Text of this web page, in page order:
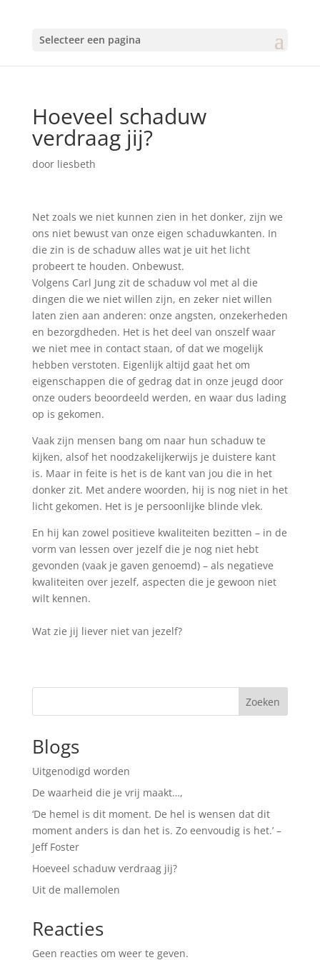
Selecteer een pagina
Hoeveel schaduw
verdraag jij?
door liesbeth
Net zoals we niet kunnen zien in het donker, zijn we
ons niet bewust van onze eigen schaduwkanten. In
die zin is de schaduw alles wat je uit het licht
probeert te houden. Onbewust.
Volgens Carl Jung zit de schaduw vol met al die
dingen die we niet willen zijn, en zeker niet willen
laten zien aan anderen: onze angsten, onzekerheden
en bezorgdheden. Het is het deel van onszelf waar
we niet mee in contact staan, of dat we mogelijk
hebben verstoten. Eigenlijk altijd gaat het om
eigenschappen die of gedrag dat in onze jeugd door
onze ouders beoordeeld werden, en waar dus lading
op is gekomen.
Vaak zijn mensen bang om naar hun schaduw te
kijken, alsof het noodzakelijkerwijs je duistere kant
is. Maar in feite is het is de kant van jou die in het
donker zit. Met andere woorden, hij is nog niet in het
licht gekomen. Het is je persoonlijke blinde vlek.
En hij kan zowel positieve kwaliteiten bezitten – in de
vorm van lessen over jezelf die je nog niet hebt
gevonden (vaak je gaven genoemd) – als negatieve
kwaliteiten over jezelf, aspecten die je gewoon niet
wilt kennen.
Wat zie jij liever niet van jezelf?
Zoeken
Blogs
Uitgenodigd worden
De waarheid die je vrij maakt…,
‘De hemel is dit moment. De hel is wensen dat dit
moment anders is dan het is. Zo eenvoudig is het.’ –
Jeff Foster
Hoeveel schaduw verdraag jij?
Uit de mallemolen
Reacties
Geen reacties om weer te geven.